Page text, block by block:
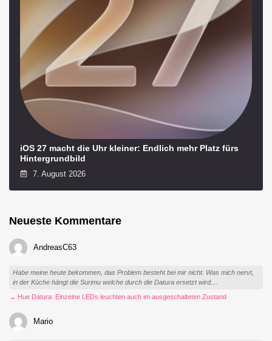
iOS 27 macht die Uhr kleiner: Endlich mehr Platz fürs
Hintergrundbild
7. August 2026
Neueste Kommentare
AndreasC63
Habe meine heute bekommen, das Problem besteht bei mir nicht. Was mich nervt,
in der Küche hängt die Surimu welche durch die Datura ersetzt wird....
→ Hue Datura: Einzelne LEDs leuchten auch im ausgeschalteten Zustand
Mario